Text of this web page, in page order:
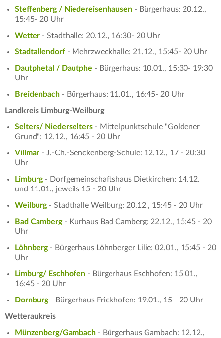
Steffenberg / Niedereisenhausen - Bürgerhaus: 20.12.,
15:45- 20 Uhr
Wetter - Stadthalle: 20.12., 16:30- 20 Uhr
Stadtallendorf - Mehrzweckhalle: 21.12., 15:45- 20 Uhr
Dautphetal / Dautphe - Bürgerhaus: 10.01., 15:30- 19:30
Uhr
Breidenbach - Bürgerhaus: 11.01., 16:45- 20 Uhr
Landkreis Limburg-Weilburg
Selters/ Niederselters - Mittelpunktschule "Goldener
Grund": 12.12., 16:45 - 20 Uhr
Villmar - J.-Ch.-Senckenberg-Schule: 12.12., 17 - 20:30
Uhr
Limburg- Dorfgemeinschaftshaus Dietkirchen: 14.12.
und 11.01., jeweils 15 - 20 Uhr
Weilburg- Stadthalle Weilburg: 20.12., 15:45 - 20 Uhr
Bad Camberg- Kurhaus Bad Camberg: 22.12., 15:45 - 20
Uhr
Löhnberg- Bürgerhaus Löhnberger Lilie: 02.01., 15:45 - 20
Uhr
Limburg/ Eschhofen - Bürgerhaus Eschhofen: 15.01.,
16:45 - 20 Uhr
Dornburg- Bürgerhaus Frickhofen: 19.01., 15 - 20 Uhr
Wetteraukreis
Münzenberg/Gambach - Bürgerhaus Gambach: 12.12.,